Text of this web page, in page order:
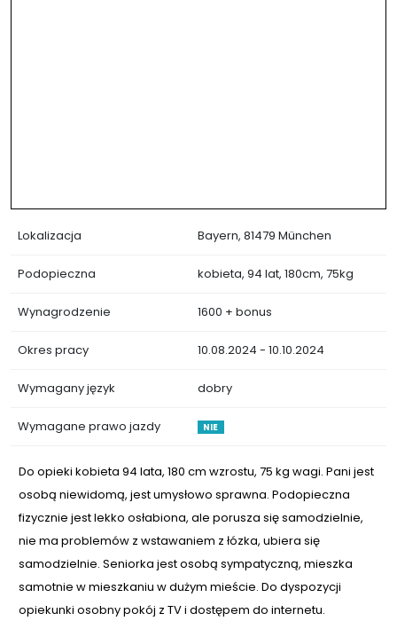
Lokalizacja Bayern, 81479 München
Podopieczna kobieta, 94 lat, 180cm, 75kg
Wynagrodzenie 1600 + bonus
Okres pracy 10.08.2024 - 10.10.2024
Wymagany język dobry
Wymagane prawo jazdy NIE
Do opieki kobieta 94 lata, 180 cm wzrostu, 75 kg wagi. Pani jest
osobą niewidomą, jest umysłowo sprawna. Podopieczna
fizycznie jest lekko osłabiona, ale porusza się samodzielnie,
nie ma problemów z wstawaniem z łózka, ubiera się
samodzielnie. Seniorka jest osobą sympatyczną, mieszka
samotnie w mieszkaniu w dużym mieście. Do dyspozycji
opiekunki osobny pokój z TV i dostępem do internetu.